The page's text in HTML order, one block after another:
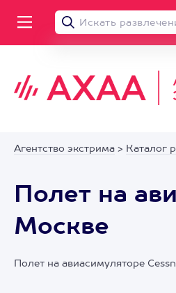
Агентство экстрима > Каталог
Полет на
Москве
Полет на авиасимуляторе